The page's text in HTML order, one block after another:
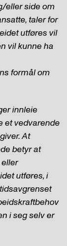
eller side om
taler for
utføres vil
vil kunne ha
formål om
innleie
et vedvarende
At
betyr at
utføres, i
i seg selv er